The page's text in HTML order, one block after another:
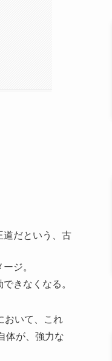
道だという、古
ジ。
きなくなる。
おいて、これ
体が、強力な